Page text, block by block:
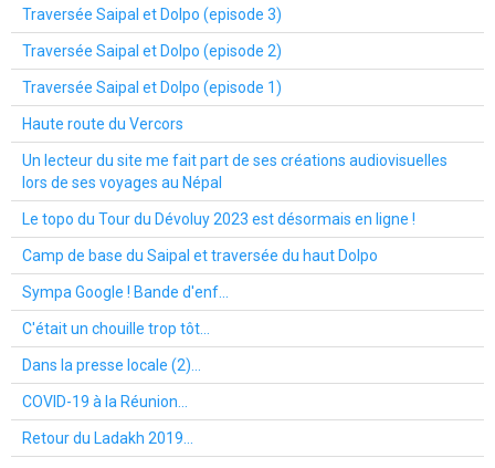
Traversée Saipal et Dolpo (episode 3)
Traversée Saipal et Dolpo (episode 2)
Traversée Saipal et Dolpo (episode 1)
Haute route du Vercors
Un lecteur du site me fait part de ses créations audiovisuelles
lors de ses voyages au Népal
Le topo du Tour du Dévoluy 2023 est désormais en ligne !
Camp de base du Saipal et traversée du haut Dolpo
Sympa Google ! Bande d'enf...
C'était un chouille trop tôt...
Dans la presse locale (2)...
COVID-19 à la Réunion...
Retour du Ladakh 2019...